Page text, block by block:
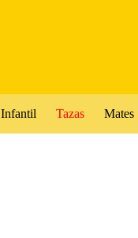
Infantil Tazas Mates